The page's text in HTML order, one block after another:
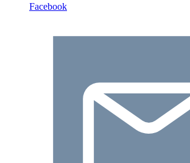
Facebook